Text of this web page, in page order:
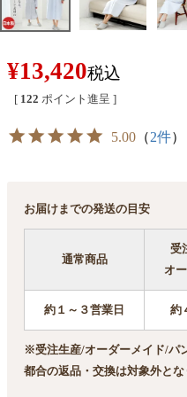
¥13,420税込
[ 122 ポイント進呈 ]
5.00 （2件）
お届けまでの発送の目安
通常商品
受
オ
約１～３営業日 約
※受注生産/オーダーメイド/パ
都合の返品・交換は対象外とな